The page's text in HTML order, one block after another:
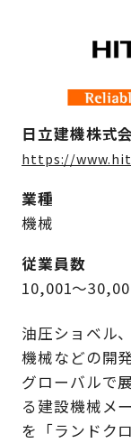
日立建機株式
https://
業種
機械
従業員数
10,001～
油圧ショベル
機械などの開
グローバルで
る建設機械メ
を「ランドク